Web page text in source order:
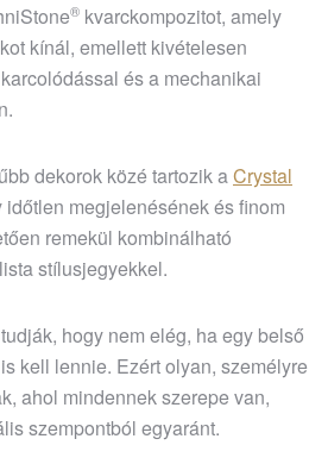
® kvarckompozitot, amely
kínál, emellett kivételesen
és a mechanikai
dekorok közé tartozik aCrystal
időtlen megjelenésének és finom
remekül kombinálható
stílusjegyekkel.
hogy nem elég, ha egy belső
kell lennie. Ezért olyan, személyre
ahol mindennek szerepe van,
szempontból egyaránt.